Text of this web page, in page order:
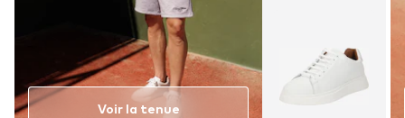
Voir la tenue